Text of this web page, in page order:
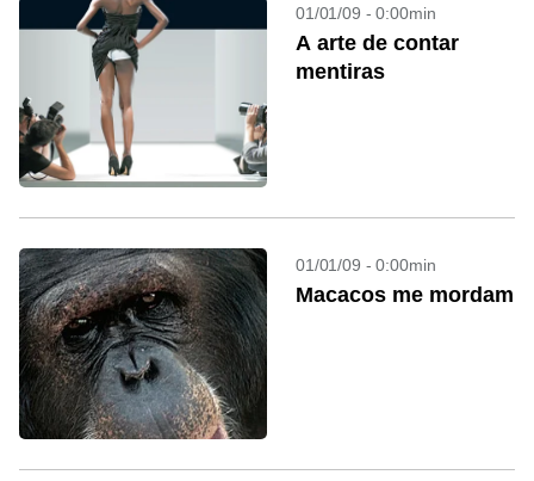
01/01/09 - 0:00min
A arte de contar
mentiras
01/01/09 - 0:00min
Macacos me mordam